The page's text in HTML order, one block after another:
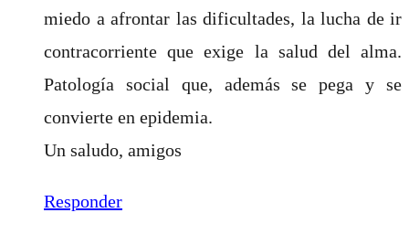
miedo a afrontar las dificultades, la lucha de ir
contracorriente que exige la salud del alma.
Patología social que, además se pega y se
convierte en epidemia.
Un saludo, amigos
Responder